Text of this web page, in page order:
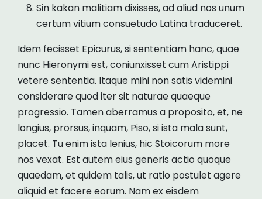
Sin kakan malitiam dixisses, ad aliud nos unum
certum vitium consuetudo Latina traduceret.
Idem fecisset Epicurus, si sententiam hanc, quae
nunc Hieronymi est, coniunxisset cum Aristippi
vetere sententia. Itaque mihi non satis videmini
considerare quod iter sit naturae quaeque
progressio. Tamen aberramus a proposito, et, ne
longius, prorsus, inquam, Piso, si ista mala sunt,
placet. Tu enim ista lenius, hic Stoicorum more
nos vexat. Est autem eius generis actio quoque
quaedam, et quidem talis, ut ratio postulet agere
aliquid et facere eorum. Nam ex eisdem